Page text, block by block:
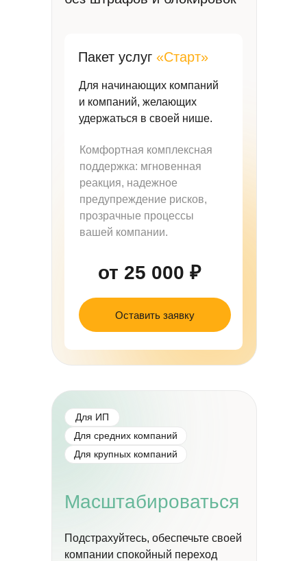
от 25 000 ₽
Пакет услуг «Старт»
Комфортная комплексная
поддержка: мгновенная
реакция, надежное
предупреждение рисков,
прозрачные процессы
вашей компании.
Для начинающих компаний
и компаний, желающих
удержаться в своей нише.
Оставить заявку
Для ИП
Для средних компаний
Для крупных компаний
Подстрахуйтесь, обеспечьте своей
компании спокойный переход
Масштабироваться